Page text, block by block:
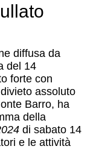
diffusa da
del 14
forte con
assoluto
Barro, ha
della
di sabato 14
e le attività